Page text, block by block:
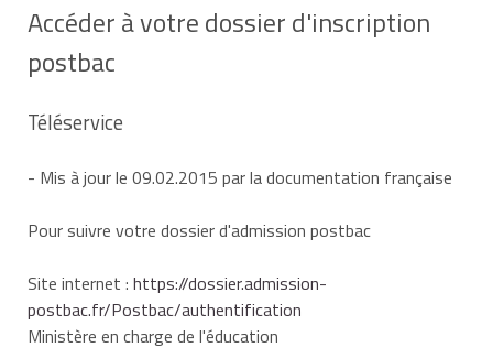
Accéder à votre dossier d'inscription
postbac
Téléservice
- Mis à jour le 09.02.2015 par la documentation française
Pour suivre votre dossier d'admission postbac
Site internet : https://dossier.admission-
postbac.fr/Postbac/authentification
Ministère en charge de l'éducation